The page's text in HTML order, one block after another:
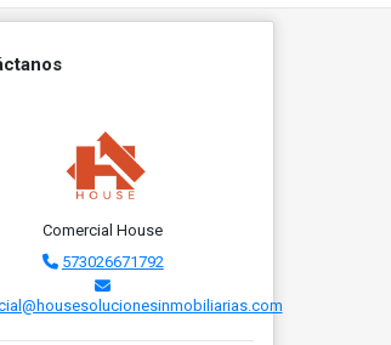
Comercial House
573026671792